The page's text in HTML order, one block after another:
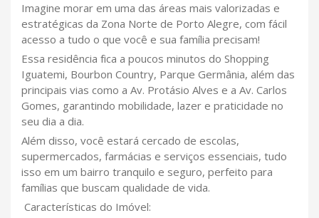
Imagine morar em uma das áreas mais valorizadas e
estratégicas da Zona Norte de Porto Alegre, com fácil
acesso a tudo o que você e sua família precisam!
Essa residência fica a poucos minutos do Shopping
Iguatemi, Bourbon Country, Parque Germânia, além das
principais vias como a Av. Protásio Alves e a Av. Carlos
Gomes, garantindo mobilidade, lazer e praticidade no
seu dia a dia.
Além disso, você estará cercado de escolas,
supermercados, farmácias e serviços essenciais, tudo
isso em um bairro tranquilo e seguro, perfeito para
famílias que buscam qualidade de vida.
Características do Imóvel: